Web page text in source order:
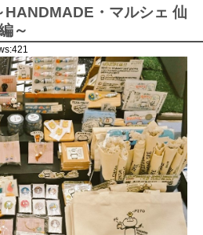
HANDMADE・マルシェ 仙
～